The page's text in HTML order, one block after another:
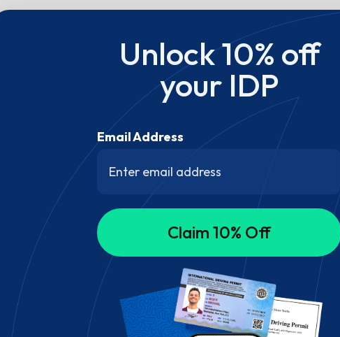
Unlock 10% off
your IDP
Email Address
Claim 10% Off